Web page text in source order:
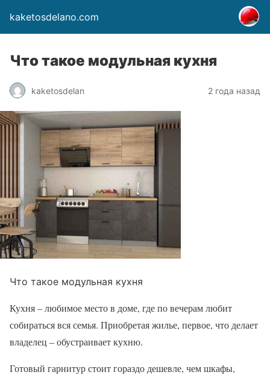
kaketosdelano.com
Что такое модульная кухня
kaketosdelan 2 года назад
Что такое модульная кухня
Кухня – любимое место в доме, где по вечерам любит
собираться вся семья. Приобретая жилье, первое, что делает
владелец – обустраивает кухню.
Готовый гарнитур стоит гораздо дешевле, чем шкафы,